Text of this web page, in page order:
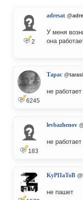
2
adresat
У меня
она
6245
Тарас
не работает
183
levbazhenov
не работает
KyPIIaToB
не пашет